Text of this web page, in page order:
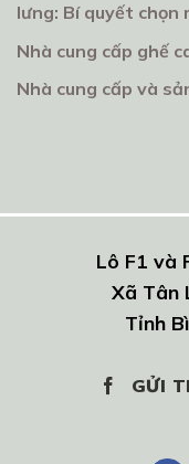
lưng: Bí quyết chọn
Nhà cung cấp ghế
Nhà cung cấp và
Lô F1 và
Xã Tân
Tỉnh
GỬI